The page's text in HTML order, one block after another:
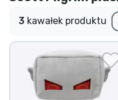
3 kawałek produktu
Outlet produkty
Wysyłka i
Rzeczy seryjne